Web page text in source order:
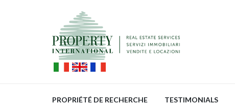
PROPRIÉTÉ DE RECHERCHE TESTIMONIALS